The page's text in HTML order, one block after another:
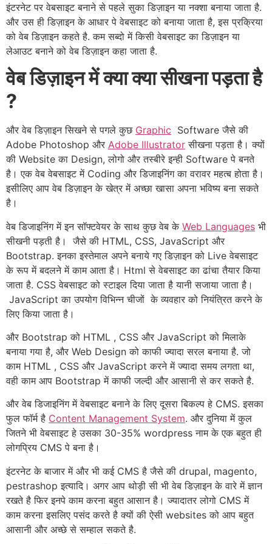
इंटरनेट पर वेबसाइट बनाने से पहले सुका डिज़ाइन या नक्शा बनाया जाता है.
और उस ही डिज़ाइन के आधार पे वेबसाइट को बनाया जाता है, इस प्रक्रिया
को वेब डिज़ाइन कहते है. कम सब्दो में किसी वेबसाइट का डिज़ाइन या
लेआउट बनाने को वेब डिज़ाइन कहा जाता है.
वेब डिज़ाइन में क्या क्या सीखना पड़ता है
?
और वेब डिज़ाइन सिखने से पगले कुछ Graphic Software जैसे की
Adobe Photoshop और Adobe Illustrator सीखना पड़ता है। क्यों
की Website का Design, लोगो और तस्बीरे इन्ही Software पे बनते
है। एक वेब वेबसाइट में Coding और डिजाइनिंग का वरावर महत्ब होता है।
इसीलिए आप वेब डिज़ाइन के खेत्र में अच्छा खासा अपना भविष्य बना सकते
है।
वेब डिजाइनिंग में इन सॉफ्टवेयर के साथ कुछ वेब के Web Languages भी
सीखनी पड़ती है। जैसे की HTML, CSS, JavaScript और
Bootstrap. इनका इस्तेमाल अपने बनाये गए डिज़ाइन को Live वेबसाइट
के रूप में बदलने में काम आता है। Html से वेबसाइट का ढांचा तैयार किया
जाता है. CSS वेबसाइट को स्टाइल दिया जाता है यानी सजाया जाता है।
JavaScriptका उपयोग विभिन्न चीजों के व्यवहार को नियंत्रित करने के
लिए किया जाता है।
और Bootstrap को HTML , CSS और JavaScript को मिलाके
बनाया गया है, और Web Design को काफी ज्यादा सरल बनाया है. जो
काम HTML , CSS और JavaScript करने में ज्यादा समय लगता था,
वही काम आप Bootstrap में काफी जल्दी और आसानी से कर सकते है.
और वेब डिजाइनिंग में वेबसाइट बनाने के लिए दूसरा बिकल्प हे CMS. इसका
फुल फॉर्म है Content Management System. और दुनिया में कुल
जितने भी वेबसाइट हे उसका 30-35% wordpress नाम के एक बहुत ही
लोगप्रिय CMS पे बना है।
इंटरनेट के बाजार में और भी कई CMS है जैसे की drupal, magento,
pestrashop इत्यादि। अगर आप थोड़ी सी भी वेब डिज़ाइन के वारे में ज्ञान
रखते है फिर इनपे काम करना बहुत आसान है। ज्यादातर लोगो CMS में
काम करना इसलिए पसंद करते है क्यों की ऐसी websites को आप बहुत
आसानी और अच्छे से सम्हाल सकते है.